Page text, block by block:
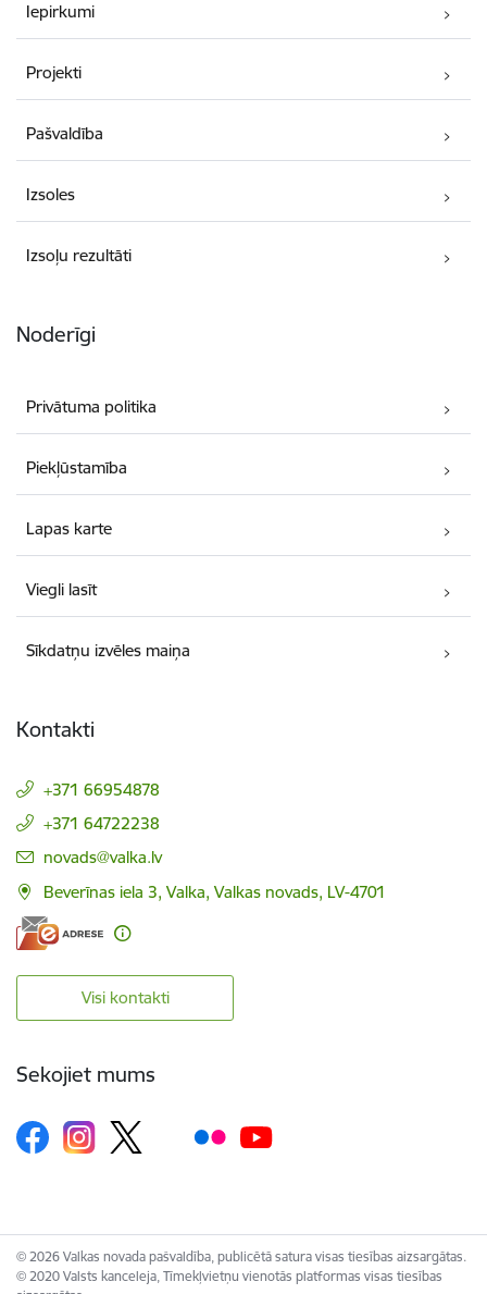
Iepirkumi
Projekti
Pašvaldība
Izsoles
Izsoļu rezultāti
Noderīgi
Privātuma politika
Piekļūstamība
Lapas karte
Viegli lasīt
Sīkdatņu izvēles maiņa
Kontakti
+371 66954878
+371 64722238
E-pasts:
novads@valka.lv
Beverīnas iela 3, Valka, Valkas novads, LV-4701
Visi kontakti
Sekojiet mums
© 2026 Valkas novada pašvaldība, publicētā satura visas tiesības aizsargātas.
© 2020 Valsts kanceleja, Tīmekļvietņu vienotās platformas visas tiesības